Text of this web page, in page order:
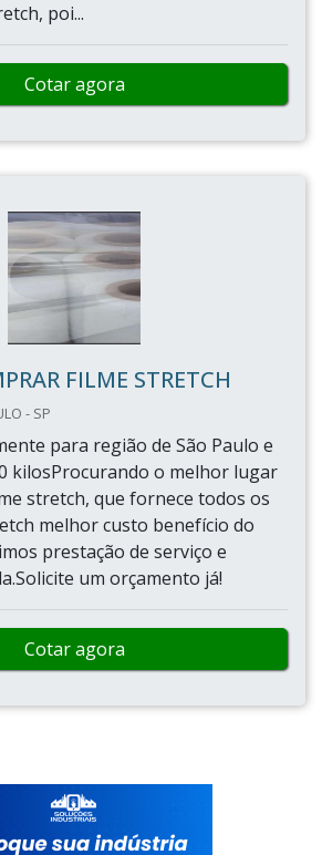
poi...
Cotar agora
FILME STRETCH
- SP
para região de São Paulo e
kilosProcurando o melhor lugar
stretch, que fornece todos os
melhor custo benefício do
prestação de serviço e
um orçamento já!
Cotar agora